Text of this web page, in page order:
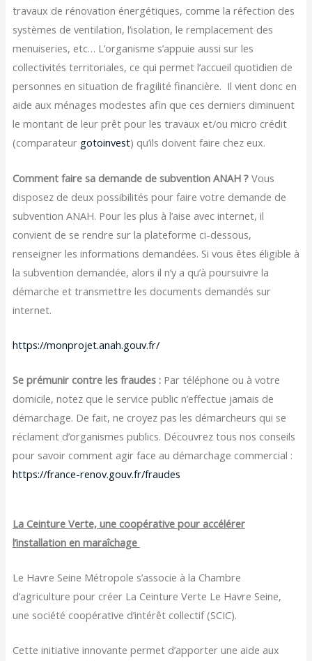
travaux de rénovation énergétiques, comme la réfection des
systèmes de ventilation, l’isolation, le remplacement des
menuiseries, etc… L’organisme s’appuie aussi sur les
collectivités territoriales, ce qui permet l’accueil quotidien de
personnes en situation de fragilité financière. Il vient donc en
aide aux ménages modestes afin que ces derniers diminuent
le montant de leur prêt pour les travaux et/ou micro crédit
(comparateur gotoinvest) qu’ils doivent faire chez eux.
Comment faire sa demande de subvention ANAH ?Vous
disposez de deux possibilités pour faire votre demande de
subvention ANAH. Pour les plus à l’aise avec internet, il
convient de se rendre sur la plateforme ci-dessous,
renseigner les informations demandées. Si vous êtes éligible à
la subvention demandée, alors il n’y a qu’à poursuivre la
démarche et transmettre les documents demandés sur
internet.
https://monprojet.anah.gouv.fr/
Se prémunir contre les fraudes :Par téléphone ou à votre
domicile, notez que le service public n’effectue jamais de
démarchage. De fait, ne croyez pas les démarcheurs qui se
réclament d’organismes publics. Découvrez tous nos conseils
pour savoir comment agir face au démarchage commercial :
https://france-renov.gouv.fr/fraudes
La Ceinture Verte, une coopérative pour accélérer
l’installation en maraîchage
Le Havre Seine Métropole s’associe à la Chambre
d’agriculture pour créer La Ceinture Verte Le Havre Seine,
une société coopérative d’intérêt collectif (SCIC).
Cette initiative innovante permet d’apporter une aide aux